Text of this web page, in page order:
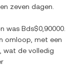
zeven dagen.
was Bds$0,90000
omloop, met een
, wat de volledig